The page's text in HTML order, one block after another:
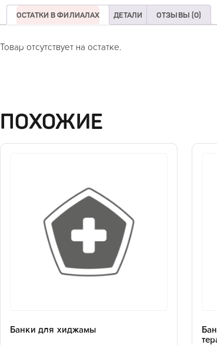
ОСТАТКИ В ФИЛИАЛАХ ДЕТАЛИ ОТЗЫВЫ (0)
Товар отсутствует на остатке.
ПОХОЖИЕ
Банки для хиджамы